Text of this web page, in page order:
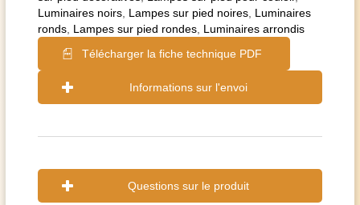
Luminaires noirs Lampes sur pied noires Luminaires
ronds Lampes sur pied rondes Luminaires arrondis
Télécharger la fiche technique PDF
Informations sur l'envoi
Questions sur le produit